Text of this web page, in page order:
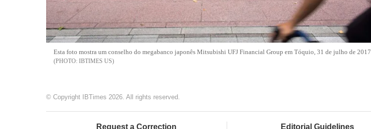
Esta foto mostra um conselho do megabanco japonês Mitsubishi UFJ Financial Group em Tóquio, 31 de julho de 2017.
IBTIMES US
© Copyright IBTimes 2026. All rights reserved.
Request a Correction Editorial Guidelines